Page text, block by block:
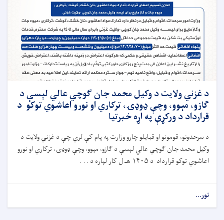
د غزني ولایت د وکیل محمد جان ګوچي عالي لېسې د
ګازو، مېوو، وچې ډوډۍ، ترکاري او نورو اعاشوي توکو د
قرارداد د ورکړې په اړه خبرتیا
د سرحدونو، قومونو او قبایلو چارو وزارت په پام کې لري چې د غزني ولایت د
وکیل محمد جان ګوچي عالي لېسې د ګازو، مېوو، وچې ډوډۍ، ترکاري او نورو
اعاشوي توکو قرارداد د ۱۴۰۵ هـ ل کار لپاره د . . .
نور...